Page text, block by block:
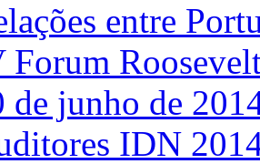
entre
Forum
de junho de
IDN